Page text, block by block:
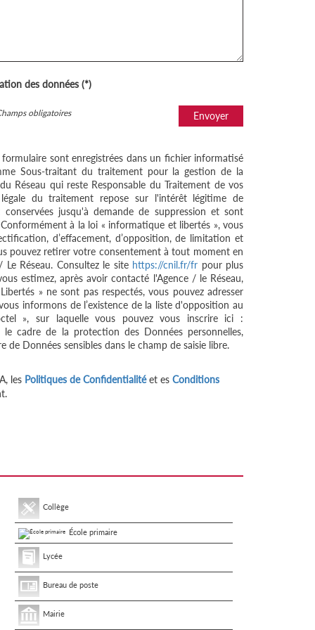
des données (*)
Envoyer
obligatoires
sont enregistrées dans un fichier informatisé
Sous-traitant du traitement pour la gestion de la
Réseau qui reste Responsable du Traitement de vos
légale du traitement repose sur l'intérêt légitime de
jusqu'à demande de suppression et sont
à la loi « informatique et libertés », vous
d’effacement, d’opposition, de limitation et
pouvez retirer votre consentement à tout moment en
Réseau. Consultez le site https://cnil.fr/fr pour plus
estimez, après avoir contacté l'Agence / le Réseau,
» ne sont pas respectés, vous pouvez adresser
informons de l’existence de la liste d'opposition au
», sur laquelle vous pouvez vous inscrire ici :
le cadre de la protection des Données personnelles,
de Données sensibles dans le champ de saisie libre.
les Politiques de Confidentialitéet es Conditions
Collège
École primaire
Lycée
Bureau de poste
Mairie